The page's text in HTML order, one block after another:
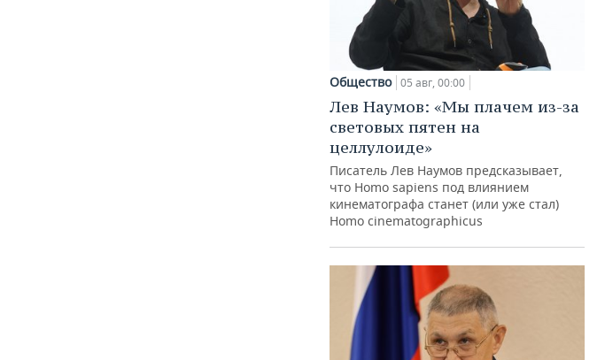
Общество 05 авг, 00:00
Лев Наумов: «Мы плачем из-за
световых пятен на
целлулоиде»
Писатель Лев Наумов предсказывает,
что Homo sapiens под влиянием
кинематографа станет (или уже стал)
Homo cinematographicus